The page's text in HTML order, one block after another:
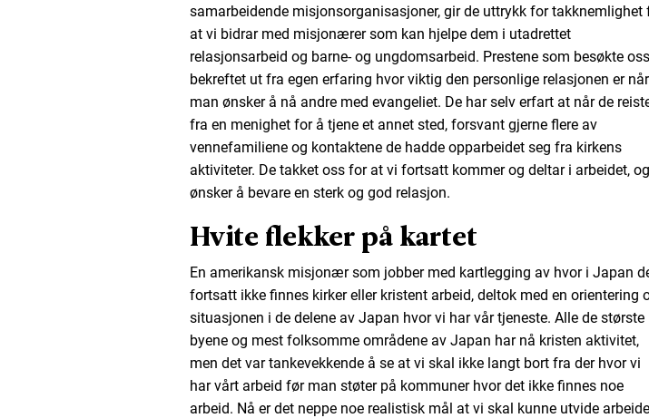
samarbeidende misjonsorganisasjoner, gir de uttrykk for takknemlighet
at vi bidrar med misjonærer som kan hjelpe dem i utadrettet
relasjonsarbeid og barne- og ungdomsarbeid. Prestene som besøkte oss
bekreftet ut fra egen erfaring hvor viktig den personlige relasjonen er når
man ønsker å nå andre med evangeliet. De har selv erfart at når de
fra en menighet for å tjene et annet sted, forsvant gjerne flere av
vennefamiliene og kontaktene de hadde opparbeidet seg fra kirkens
aktiviteter. De takket oss for at vi fortsatt kommer og deltar i arbeidet, og
ønsker å bevare en sterk og god relasjon.
Hvite flekker på kartet
En amerikansk misjonær som jobber med kartlegging av hvor i Japan
fortsatt ikke finnes kirker eller kristent arbeid, deltok med en orientering
situasjonen i de delene av Japan hvor vi har vår tjeneste. Alle de største
byene og mest folksomme områdene av Japan har nå kristen aktivitet,
men det var tankevekkende å se at vi skal ikke langt bort fra der hvor vi
har vårt arbeid før man støter på kommuner hvor det ikke finnes noe
arbeid. Nå er det neppe noe realistisk mål at vi skal kunne utvide